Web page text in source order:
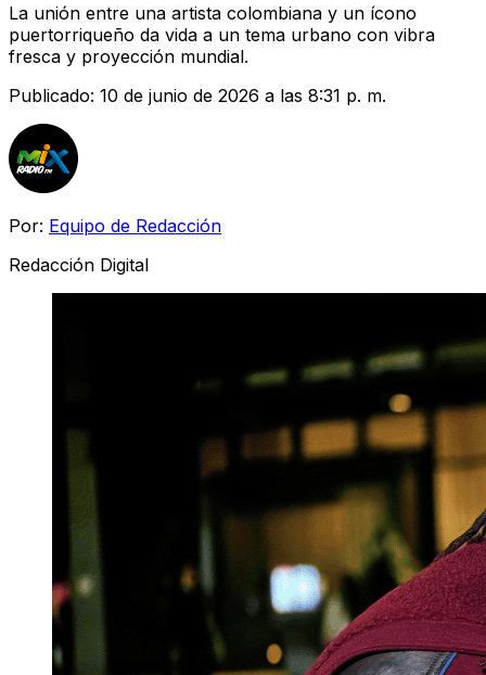
La unión entre una artista colombiana y un ícono
puertorriqueño da vida a un tema urbano con vibra
fresca y proyección mundial.
Publicado: 10 de junio de 2026 a las 8:31 p. m.
Por: Equipo de Redacción
Redacción Digital